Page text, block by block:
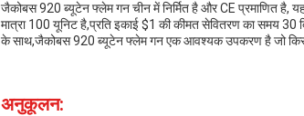
जैकोबस 920 ब्यूटेन फ्लेम गन चीन में निर्मित है और CE प्रमाणित है,
मात्रा 100 यूनिट है,प्रति इकाई $1 की कीमत सेवितरण का समय 30
के साथ,जैकोबस 920 ब्यूटेन फ्लेम गन एक आवश्यक उपकरण है जो
अनुकूलन: